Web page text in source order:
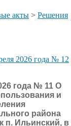
акты > Решения
2026 года № 12
года № 11 О
и
района
п. Ильинский, в